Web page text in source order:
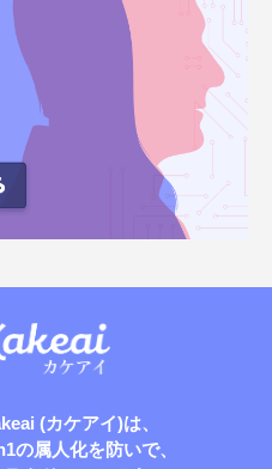
(カケアイ)は、
の属人化を防いで、